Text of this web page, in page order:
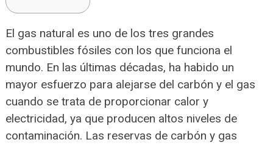
El gas natural es uno de los tres grandes
combustibles fósiles con los que funciona el
mundo. En las últimas décadas, ha habido un
mayor esfuerzo para alejarse del carbón y el gas
cuando se trata de proporcionar calor y
electricidad, ya que producen altos niveles de
contaminación. Las reservas de carbón y gas